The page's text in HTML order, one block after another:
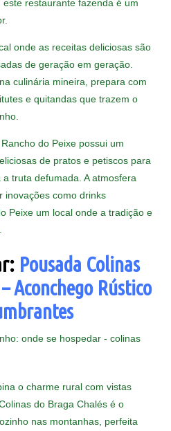
restaurante fazenda é um
onde as receitas deliciosas são
de geração em geração.
culinária mineira, prepara com
e quitandas que trazem o
do Peixe possui um
de pratos e petiscos para
truta defumada. A atmosfera
inovações como drinks
Peixe um local onde a tradição e
Pousada Colinas
Aconchego Rústico
o charme rural com vistas
do Braga Chalés é o
nas montanhas, perfeita